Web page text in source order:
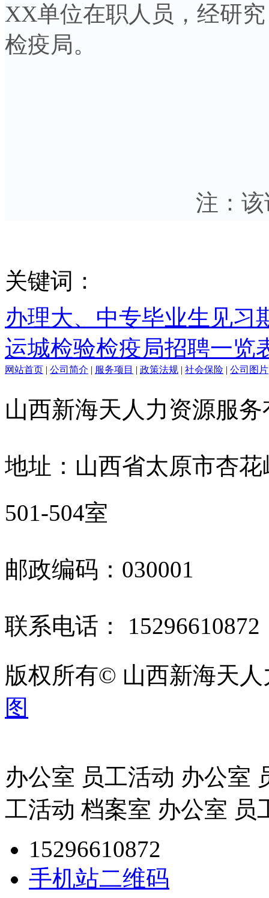
XX单位在职人员，经研
检疫局。
注：
关键词：
办理大、中专毕业生见习
运城检验检疫局招聘一览
网站首页 | 公司简介 | 服务项目 | 政策法规 | 社会保险 | 公司图片
山西新海天人力资源服
地址：山西省太原市杏
501-504室
邮政编码：030001
联系电话：
版权所有© 山西新海天
图
办公室 员工活动 办公室
工活动 档案室 办公室 员
15296610872
手机站二维码